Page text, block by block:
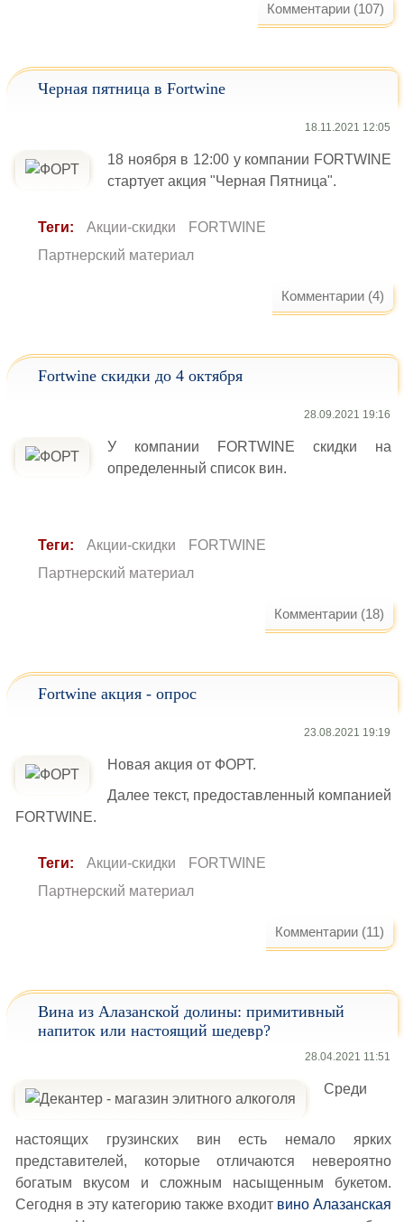
Комментарии (107)
Черная пятница в Fortwine
18.11.2021 12:05
18 ноября в 12:00 у компании FORTWINE
стартует акция "Черная Пятница".
Теги: Акции-скидки
FORTWINE
Партнерский материал
Комментарии (4)
Fortwine скидки до 4 октября
28.09.2021 19:16
У компании FORTWINE скидки на
определенный список вин.
Теги: Акции-скидки
FORTWINE
Партнерский материал
Комментарии (18)
Fortwine акция - опрос
23.08.2021 19:19
Новая акция от ФОРТ.
Далее текст, предоставленный компанией
FORTWINE.
Теги: Акции-скидки
FORTWINE
Партнерский материал
Комментарии (11)
Вина из Алазанской долины: примитивный
напиток или настоящий шедевр?
28.04.2021 11:51
Среди
настоящих грузинских вин есть немало ярких
представителей, которые отличаются невероятно
богатым вкусом и сложным насыщенным букетом.
Сегодня в эту категорию также входит вино Алазанская